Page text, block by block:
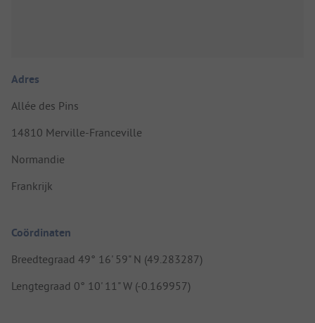
Adres
Allée des Pins
14810 Merville-Franceville
Normandie
Frankrijk
Coördinaten
Breedtegraad 49° 16' 59" N (49.283287)
Lengtegraad 0° 10' 11" W (-0.169957)